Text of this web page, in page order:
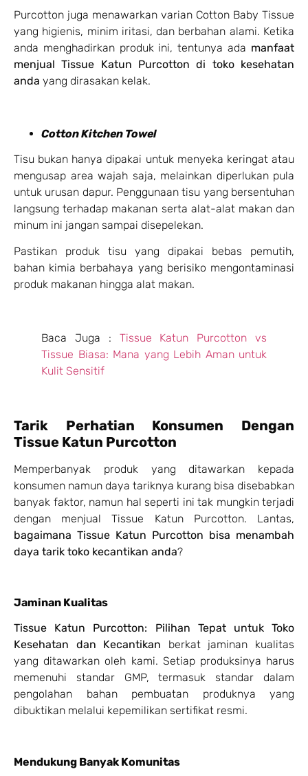
Purcotton juga menawarkan varian Cotton Baby Tissue
yang higienis, minim iritasi, dan berbahan alami. Ketika
anda menghadirkan produk ini, tentunya ada manfaat
menjual Tissue Katun Purcotton di toko kesehatan
anda yang dirasakan kelak.
Cotton Kitchen Towel
Tisu bukan hanya dipakai untuk menyeka keringat atau
mengusap area wajah saja, melainkan diperlukan pula
untuk urusan dapur. Penggunaan tisu yang bersentuhan
langsung terhadap makanan serta alat-alat makan dan
minum ini jangan sampai disepelekan.
Pastikan produk tisu yang dipakai bebas pemutih,
bahan kimia berbahaya yang berisiko mengontaminasi
produk makanan hingga alat makan.
Baca Juga : Tissue Katun Purcotton vs
Tissue Biasa: Mana yang Lebih Aman untuk
Kulit Sensitif
Tarik Perhatian Konsumen Dengan
Tissue Katun Purcotton
Memperbanyak produk yang ditawarkan kepada
konsumen namun daya tariknya kurang bisa disebabkan
banyak faktor, namun hal seperti ini tak mungkin terjadi
dengan menjual Tissue Katun Purcotton. Lantas,
bagaimana Tissue Katun Purcotton bisa menambah
daya tarik toko kecantikan anda?
Jaminan Kualitas
Tissue Katun Purcotton: Pilihan Tepat untuk Toko
Kesehatan dan Kecantikan berkat jaminan kualitas
yang ditawarkan oleh kami. Setiap produksinya harus
memenuhi standar GMP, termasuk standar dalam
pengolahan bahan pembuatan produknya yang
dibuktikan melalui kepemilikan sertifikat resmi.
Mendukung Banyak Komunitas